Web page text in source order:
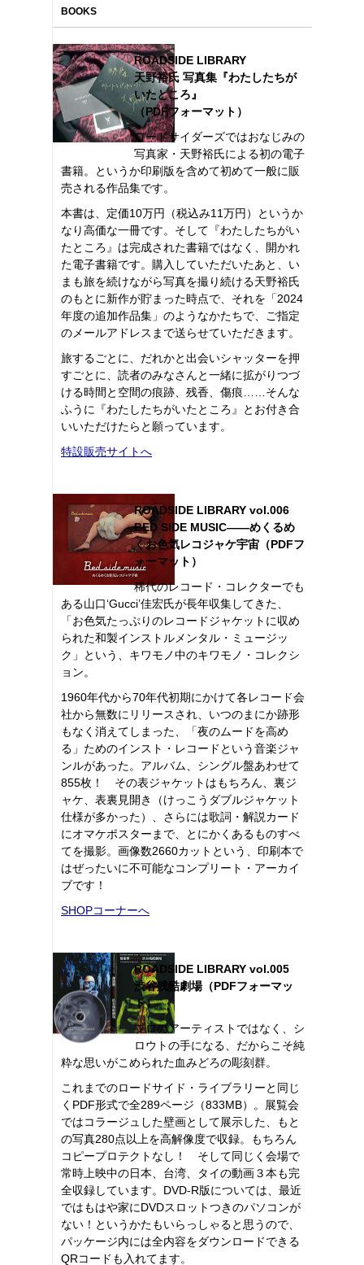
BOOKS
ROADSIDE LIBRARY
天野裕氏 写真集『わたしたちが
いたところ』
（PDFフォーマット）
ロードサイダーズではおなじみの
写真家・天野裕氏による初の電子
書籍。というか印刷版を含めて初めて一般に販
売される作品集です。
本書は、定価10万円（税込み11万円）というか
なり高価な一冊です。そして『わたしたちがい
たところ』は完成された書籍ではなく、開かれ
た電子書籍です。購入していただいたあと、い
まも旅を続けながら写真を撮り続ける天野裕氏
のもとに新作が貯まった時点で、それを「2024
年度の追加作品集」のようなかたちで、ご指定
のメールアドレスまで送らせていただきます。
旅するごとに、だれかと出会いシャッターを押
すごとに、読者のみなさんと一緒に拡がりつづ
ける時間と空間の痕跡、残香、傷痕……そんな
ふうに『わたしたちがいたところ』とお付き合
いいただけたらと願っています。
特設販売サイトへ
ROADSIDE LIBRARY vol.006
BED SIDE MUSIC――めくるめ
くお色気レコジャケ宇宙（PDFフ
ォーマット）
稀代のレコード・コレクターでも
ある山口‘Gucci’佳宏氏が長年収集してきた、
「お色気たっぷりのレコードジャケットに収め
られた和製インストルメンタル・ミュージッ
ク」という、キワモノ中のキワモノ・コレクシ
ョン。
1960年代から70年代初期にかけて各レコード会
社から無数にリリースされ、いつのまにか跡形
もなく消えてしまった、「夜のムードを高め
る」ためのインスト・レコードという音楽ジャ
ンルがあった。アルバム、シングル盤あわせて
855枚！ その表ジャケットはもちろん、裏ジ
ャケ、表裏見開き（けっこうダブルジャケット
仕様が多かった）、さらには歌詞・解説カード
にオマケポスターまで、とにかくあるものすべ
てを撮影。画像数2660カットという、印刷本で
はぜったいに不可能なコンプリート・アーカイ
ブです！
SHOPコーナーへ
ROADSIDE LIBRARY vol.005
渋谷残酷劇場（PDFフォーマッ
ト）
プロのアーティストではなく、シ
ロウトの手になる、だからこそ純
粋な思いがこめられた血みどろの彫刻群。
これまでのロードサイド・ライブラリーと同じ
くPDF形式で全289ページ（833MB）。展覧会
ではコラージュした壁画として展示した、もと
の写真280点以上を高解像度で収録。もちろん
コピープロテクトなし！ そして同じく会場で
常時上映中の日本、台湾、タイの動画３本も完
全収録しています。DVD-R版については、最近
ではもはや家にDVDスロットつきのパソコンが
ない！というかたもいらっしゃると思うので、
パッケージ内には全内容をダウンロードできる
QRコードも入れてます。